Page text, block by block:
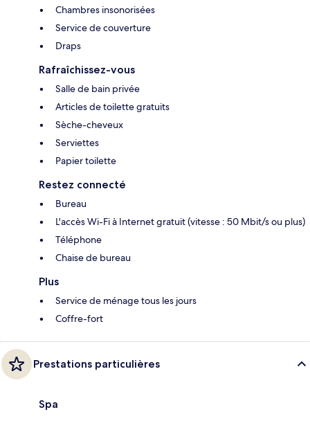
Chambres insonorisées
Service de couverture
Draps
Rafraîchissez-vous
Salle de bain privée
Articles de toilette gratuits
Sèche-cheveux
Serviettes
Papier toilette
Restez connecté
Bureau
L'accès Wi-Fi à Internet gratuit (vitesse : 50 Mbit/s ou plus)
Téléphone
Chaise de bureau
Plus
Service de ménage tous les jours
Coffre-fort
Prestations particulières
Spa